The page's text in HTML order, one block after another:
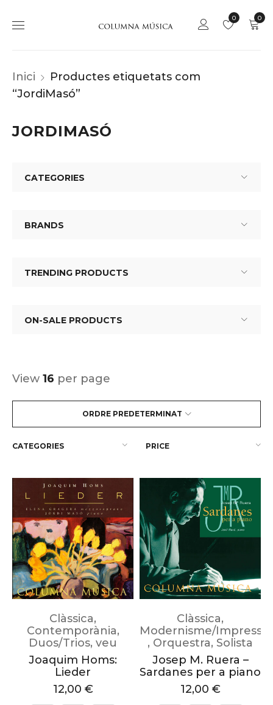
0
0
Inici
Productes etiquetats com
“JordiMasó”
JORDIMASÓ
CATEGORIES
BRANDS
TRENDING PRODUCTS
ON-SALE PRODUCTS
ORDRE PREDETERMINAT
View 16 per page
CATEGORIES PRICE
Clàssica,
Contemporània,
Duos/Trios, veu
Joaquim Homs:
Lieder
12,00 €
Clàssica,
Modernisme/
, Orquestra, Solista
Josep M. Ruera –
Sardanes per a piano
12,00 €